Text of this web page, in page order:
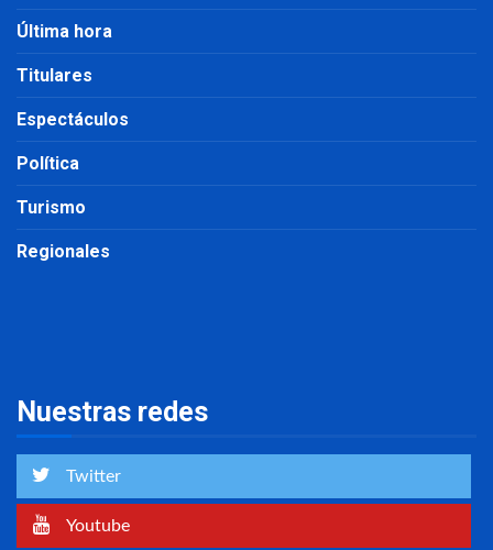
Última hora
Titulares
Espectáculos
Política
Turismo
Regionales
Nuestras redes
Twitter
Youtube